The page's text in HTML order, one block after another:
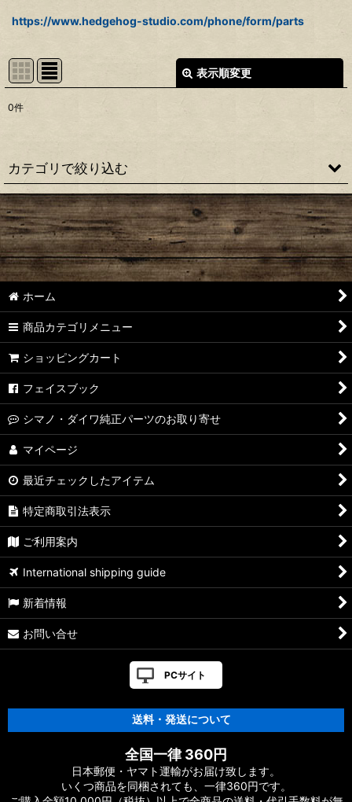
https://www.hedgehog-studio.com/phone/form/parts
表示順変更
並び順
絞り込む
0件
カテゴリで絞り込む
【シマノ】22ステラ［STELLA］対応 カスタムパーツ
【シマノ】18-19ステラ［STELLA］対応 カスタムパーツ
【シマノ】14ステラ［STELLA］対応 カスタムパーツ
【シマノ】10ステラ［STELLA］対応 カスタムパーツ
【シマノ】07ステラ［STELLA］対応 カスタムパーツ
【シマノ】19-22ステラSW［STELLA SW］対応 カスタムパー
ツ
【シマノ】08ステラSW［STELLA SW］対応 カスタムパーツ
【シマノ】01ステラSW［STELLA SW］対応 カスタムパーツ
ーツ
17ヴァンキッシュFW用
FW［VANQUISH］対応 カスタムパーツ
【シマノ】12-13ヴァンキッシュ&リミテッド［VANQUISH］
対応 カスタムパーツ
【シマノ】19ストラディック［STRADIC］対応 カスタムパー
ホーム
商品カテゴリメニュー
ショッピングカート
フェイスブック
シマノ・ダイワ純正パーツのお取り寄せ
マイページ
最近チェックしたアイテム
特定商取引法表示
ご利用案内
International shipping guide
新着情報
お問い合せ
PCサイト
送料・発送について
全国一律 360円
日本郵便・ヤマト運輸がお届け致します。
いくつ商品を同梱されても、一律360円です。